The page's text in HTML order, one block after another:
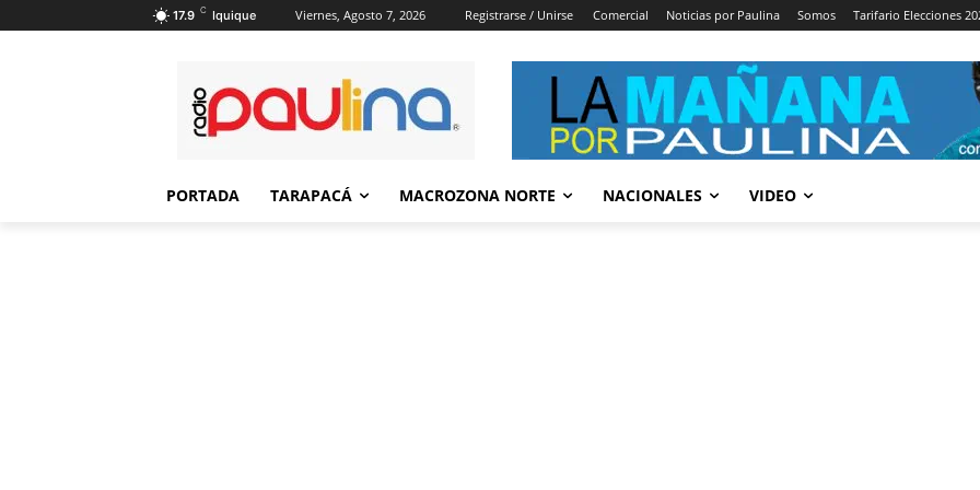
17.9 C Iquique Viernes, Agosto 7, 2026 Registrarse / Unirse Comercial Noticias por Paulina Somos Tarifario Elecciones
PORTADA TARAPACÁ MACROZONA NORTE NACIONALES VIDEO